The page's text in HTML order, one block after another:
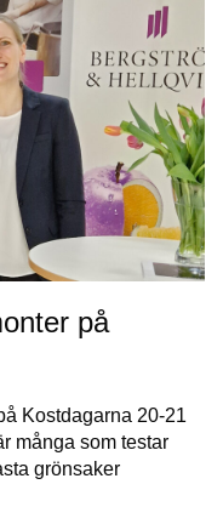
på
Kostdagarna 20-21
många som testar
grönsaker